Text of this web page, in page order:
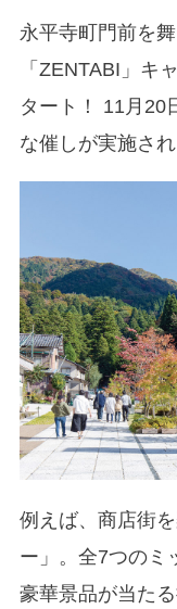
永平寺町門前を
「ZENTABI」キ
タート！ 11月20
な催しが実施され
例えば、商店街
ー」。全7つのミ
豪華景品が当た